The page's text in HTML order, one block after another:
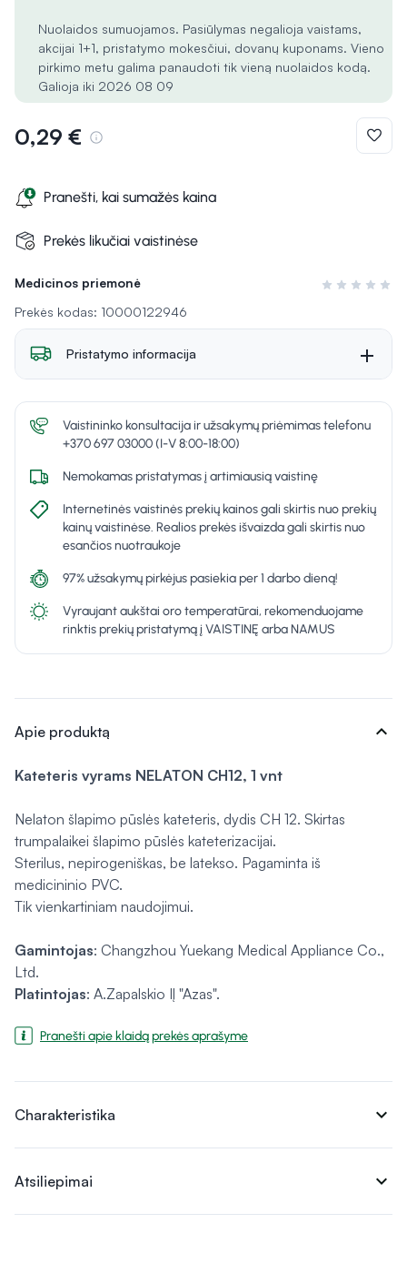
Medicinos priemonė
Įvertinimas 0
Prekės kodas: 10000122946
Nuolaidos sumuojamos. Pasiūlymas negalioja vaistams,
akcijai 1+1, pristatymo mokesčiui, dovanų kuponams. Vieno
pirkimo metu galima panaudoti tik vieną nuolaidos kodą.
Galioja iki 2026 08 09
0,29 €
Pranešti, kai sumažės kaina
Prekės likučiai vaistinėse
Pristatymo informacija
Vaistininko konsultacija ir užsakymų priėmimas telefonu
+370 697 03000 (I-V 8:00-18:00)
Nemokamas pristatymas į artimiausią vaistinę
Internetinės vaistinės prekių kainos gali skirtis nuo prekių
kainų vaistinėse. Realios prekės išvaizda gali skirtis nuo
esančios nuotraukoje
97% užsakymų pirkėjus pasiekia per 1 darbo dieną!
Vyraujant aukštai oro temperatūrai, rekomenduojame
rinktis prekių pristatymą į VAISTINĘ arba NAMUS
Apie produktą expand_more
Kateteris vyrams NELATON CH12, 1 vnt
Nelaton šlapimo pūslės kateteris, dydis CH 12. Skirtas
trumpalaikei šlapimo pūslės kateterizacijai.
Sterilus, nepirogeniškas, be latekso. Pagaminta iš
medicininio PVC.
Tik vienkartiniam naudojimui.
Gamintojas: Changzhou Yuekang Medical Appliance Co.,
Ltd.
Platintojas: A.Zapalskio IĮ "Azas".
Pranešti apie klaidą prekės aprašyme
Charakteristika expand_more
Atsiliepimai expand_more